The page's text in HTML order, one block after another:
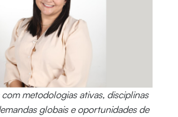
com metodologias ativas, disciplinas
globais e oportunidades de